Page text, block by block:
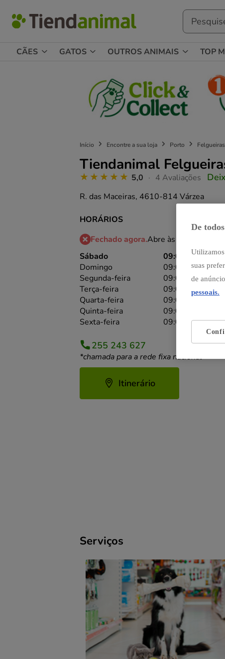
CÃES GATOS OUTROS ANIMAIS TOP
Início Encontre a sua loja Porto Felgueiras
Tiendanimal
5,0 4 Avaliações
R. das Maceiras, 4610-814 Várzea
HORÁRIOS
Fechado agora.Abre às 09:00
Sábado
09:00-21:30
Domingo
09:00-21:30
Segunda-feira
09:00-21:30
Terça-feira
09:00-21:30
Quarta-feira
09:00-21:30
Quinta-feira
09:00-21:30
Sexta-feira
09:00-21:30
255 243 627
*chamada para a rede fixa nacional
Itinerário
Serviços
De
Utilizamos
suas
de
pessoais.